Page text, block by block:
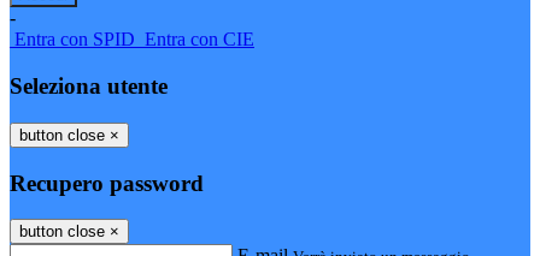
-
Entra con SPID Entra con CIE
Seleziona utente
button close ×
Recupero password
button close ×